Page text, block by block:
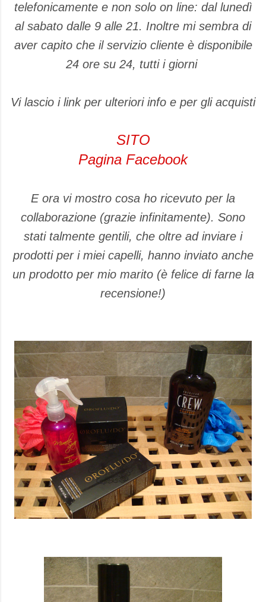
telefonicamente e non solo on line: dal lunedì
al sabato dalle 9 alle 21. Inoltre mi sembra di
aver capito che il servizio cliente è disponibile
24 ore su 24, tutti i giorni
Vi lascio i link per ulteriori info e per gli acquisti
SITO
Pagina Facebook
E ora vi mostro cosa ho ricevuto per la
collaborazione (grazie infinitamente). Sono
stati talmente gentili, che oltre ad inviare i
prodotti per i miei capelli, hanno inviato anche
un prodotto per mio marito (è felice di farne la
recensione!)